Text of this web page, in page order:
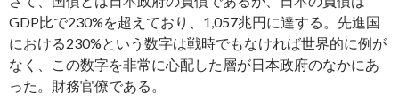
GDP比で230%を超えており、1,057兆円に達する。先進国
における230%という数字は戦時でもなければ世界的に例が
なく、この数字を非常に心配した層が日本政府のなかにあ
った。財務官僚である。